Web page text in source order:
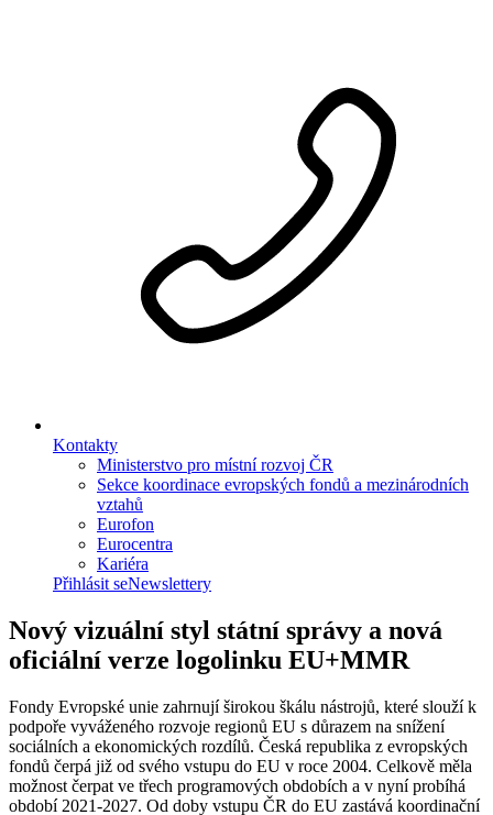
Kontakty
Ministerstvo pro místní rozvoj ČR
Sekce koordinace evropských fondů a mezinárodních
vztahů
Eurofon
Eurocentra
Kariéra
Přihlásit seNewslettery
Nový vizuální styl státní správy a nová
oficiální verze logolinku EU+MMR
Fondy Evropské unie zahrnují širokou škálu nástrojů, které slouží k
podpoře vyváženého rozvoje regionů EU s důrazem na snížení
sociálních a ekonomických rozdílů. Česká republika z evropských
fondů čerpá již od svého vstupu do EU v roce 2004. Celkově měla
možnost čerpat ve třech programových obdobích a v nyní probíhá
období 2021-2027. Od doby vstupu ČR do EU zastává koordinační